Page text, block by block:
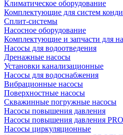
Климатическое оборудование
Комплектующие для систем
Сплит-системы
Насосное оборудование
Комплектующие и запчасти для
Насосы для водоотведения
Дренажные насосы
Установки канализационные
Насосы для водоснабжения
Вибрационные насосы
Поверхностные насосы
Скважинные погружные насосы
Насосы повышения давления
Насосы повышения давления
Насосы циркуляционные